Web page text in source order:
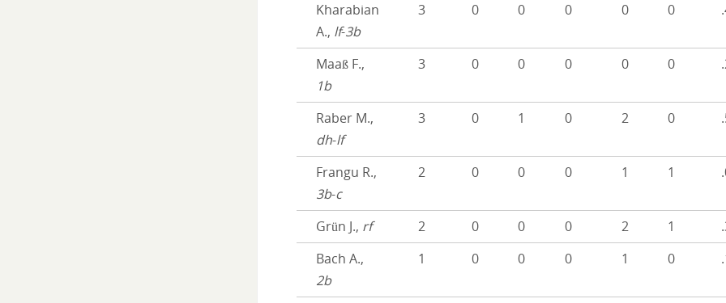
Kharabian
A., lf-3b
3 0 0 0 0 0
Maaß F.,
1b
3 0 0 0 0 0
Raber M.,
dh-lf
3 0 1 0 2 0
Frangu R.,
3b-c
2 0 0 0 1 1
Grün J., rf 2 0 0 0 2 1
Bach A.,
2b
1 0 0 0 1 0